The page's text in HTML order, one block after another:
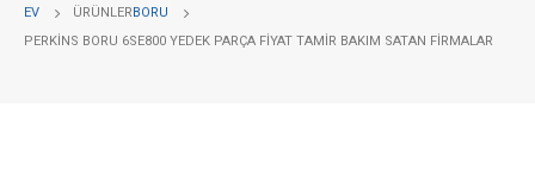
EV ÜRÜNLERBORU
PERKINS BORU 6SE800 YEDEK PARÇA FIYAT TAMIR BAKIM SATAN FIRMALAR